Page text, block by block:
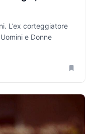
L’ex corteggiatore
e Donne